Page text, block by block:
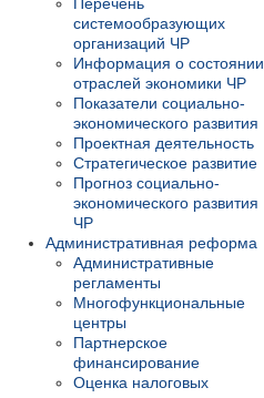
Перечень
системообразующих
организаций ЧР
Информация о состоянии
отраслей экономики ЧР
Показатели социально-
экономического развития
Проектная деятельность
Стратегическое развитие
Прогноз социально-
экономического развития
ЧР
Административная реформа
Административные
регламенты
Многофункциональные
центры
Партнерское
финансирование
Оценка налоговых